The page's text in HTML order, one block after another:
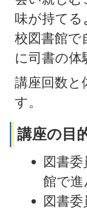
味が持てる
校図書館で
に司書の体
講座回数と
す。
講座の目
図書
館で
図書